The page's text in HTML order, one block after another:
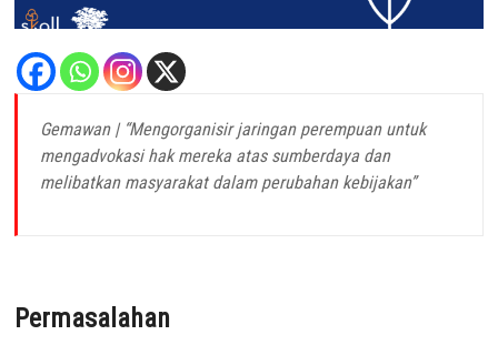
Gemawan | “Mengorganisir jaringan perempuan untuk
mengadvokasi hak mereka atas sumberdaya dan
melibatkan masyarakat dalam perubahan kebijakan”
Permasalahan